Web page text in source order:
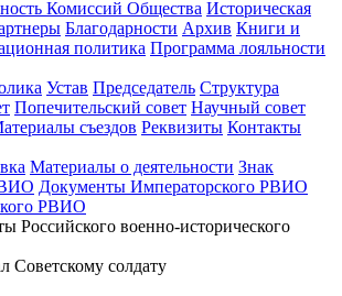
Комиссий Общества Историческая
Благодарности Архив Книги и
политика Программа лояльности
Устав Председатель Структура
Попечительский совет Научный совет
съездов Реквизиты Контакты
Материалы о деятельности Знак
Документы Императорского РВИО
РВИО
Российского военно-исторического
Советскому солдату